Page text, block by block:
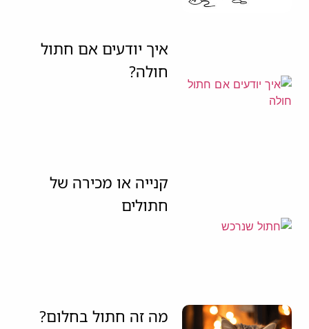
איך יודעים אם חתול
חולה?
קנייה או מכירה של
חתולים
מה זה חתול בחלום?